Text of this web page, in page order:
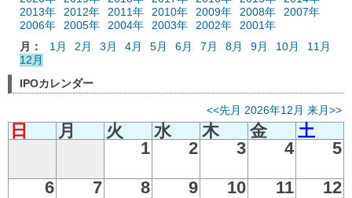
2013年
2012年 2011年 2010年 2009年 2008年
2007年
2006年
2005年 2004年 2003年 2002年
2001年
月：
1月 2月 3月 4月 5月 6月 7月 8月 9月 10月
11月
12月
IPOカレンダー
<<先月 2026年12月 来月>>
日 月 火 水 木 金
土
1
2 3 4
5
6
7 8 9 10 11
12